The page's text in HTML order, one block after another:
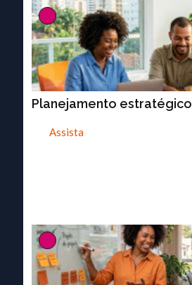
Planejamento estratégico
Assista